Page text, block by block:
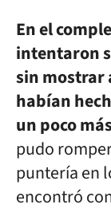
En el
intentaron
sin mostrar
habían
un poco
pudo
puntería en
encontró